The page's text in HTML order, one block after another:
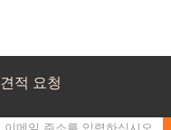
견적 요청